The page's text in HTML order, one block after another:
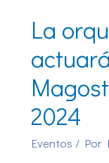
La
2024
Eventos / Por